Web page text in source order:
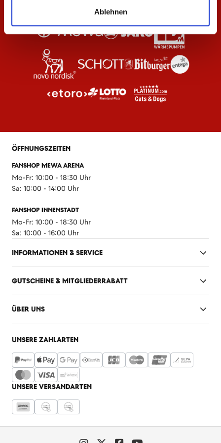
Ablehnen
ÖFFNUNGSZEITEN
FANSHOP MEWA ARENA
Mo-Fr: 10:00 - 18:30 Uhr
Sa: 10:00 - 14:00 Uhr
FANSHOP INNENSTADT
Mo-Fr: 10:00 - 18:30 Uhr
Sa: 10:00 - 16:00 Uhr
INFORMATIONEN & SERVICE
GUTSCHEINE & MITGLIEDERRABATT
ÜBER UNS
UNSERE ZAHLARTEN
UNSERE VERSANDARTEN